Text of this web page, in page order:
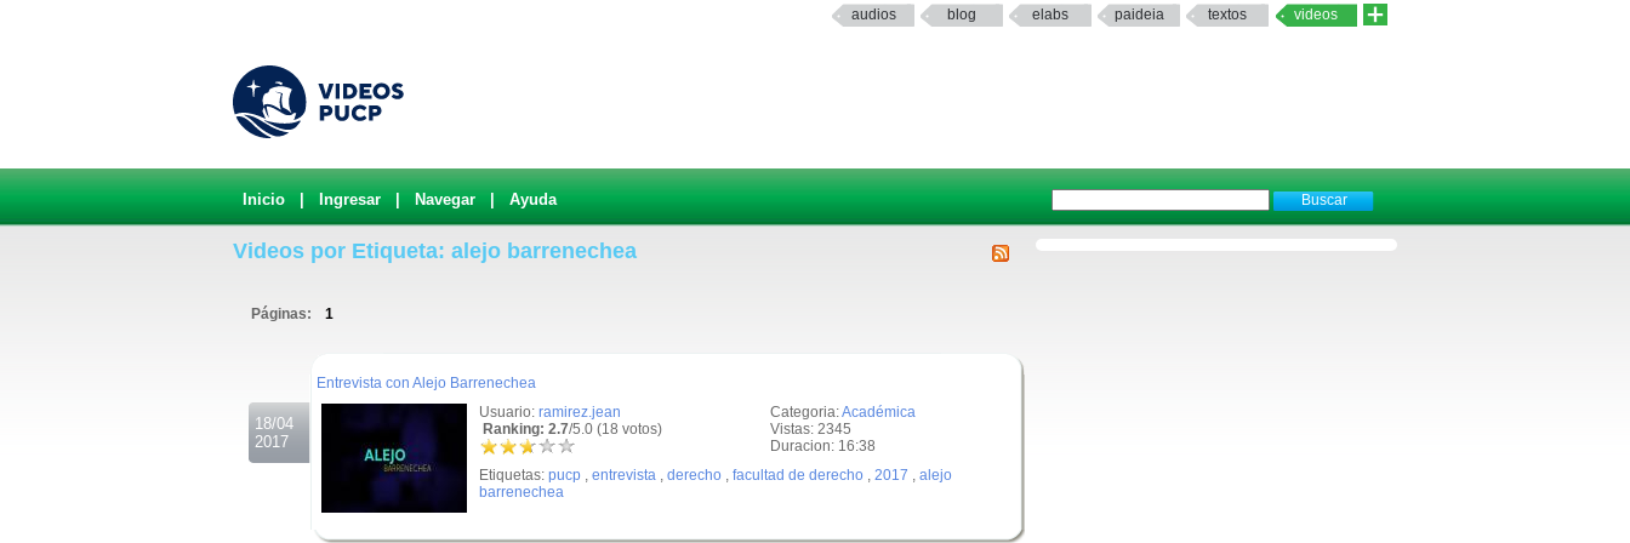
audios blog elabs paideia textos videos
Inicio Ingresar Navegar Ayuda
Videos por Etiqueta: alejo barrenechea
Páginas: 1
18/04
2017
Entrevista con Alejo Barrenechea
Categoria:Académica
Vistas: 2345
Duracion: 16:38
Usuario: ramirez.jean
Ranking: 2.7/5.0 (18 votos)
Etiquetas: pucp , entrevista , derecho , facultad de derecho , 2017 , alejo
barrenechea